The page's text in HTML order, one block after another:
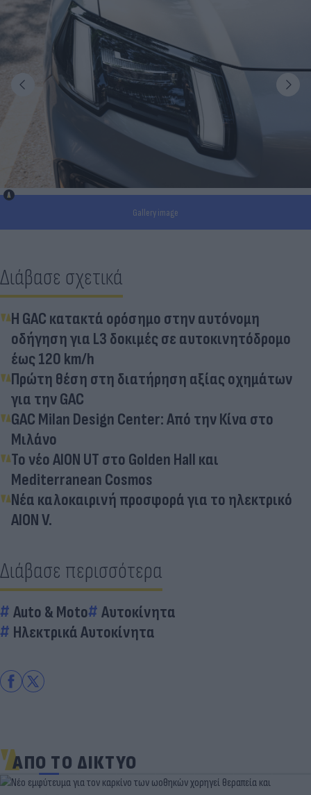
Gallery image
Διάβασε σχετικά
Η GAC κατακτά ορόσημο στην αυτόνομη
οδήγηση για L3 δοκιμές σε αυτοκινητόδρομο
έως 120 km/h
Πρώτη θέση στη διατήρηση αξίας οχημάτων
για την GAC
GAC Milan Design Center: Από την Κίνα στο
Μιλάνο
Το νέο AION UT στο Golden Hall και
Mediterranean Cosmos
Νέα καλοκαιρινή προσφορά για το ηλεκτρικό
AION V.
Διάβασε περισσότερα
Auto & Moto
Αυτοκίνητα
Ηλεκτρικά Αυτοκίνητα
ΑΠΟ ΤΟ ΔΙΚΤΥΟ